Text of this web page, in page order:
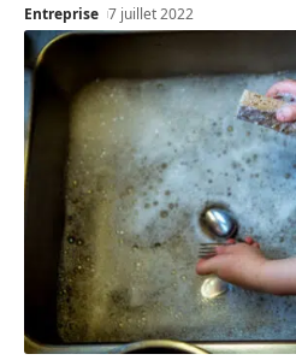
Entreprise 7 juillet 2022